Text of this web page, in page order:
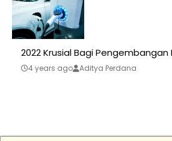
2022 Krusial Bagi Pengembangan
4 years ago Aditya Perdana